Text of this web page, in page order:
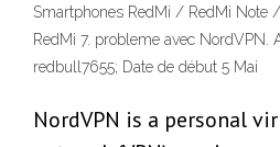
Smartphones RedMi / RedMi Note
RedMi 7. probleme avec NordVPN.
redbull7655; Date de début 5 Mai
NordVPN is a personal